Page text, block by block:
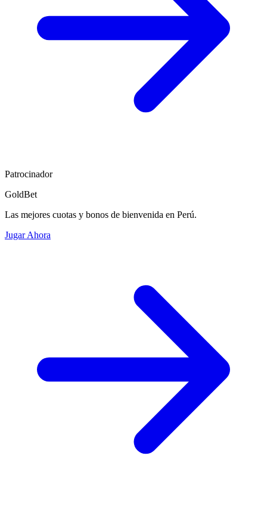
Patrocinador
GoldBet
Las mejores cuotas y bonos de bienvenida en Perú.
Jugar Ahora